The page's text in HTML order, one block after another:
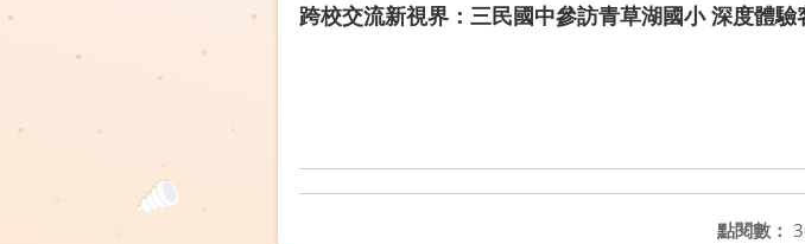
跨校交流新視界：三民國中參訪青草湖國小 深度體
點閱數：